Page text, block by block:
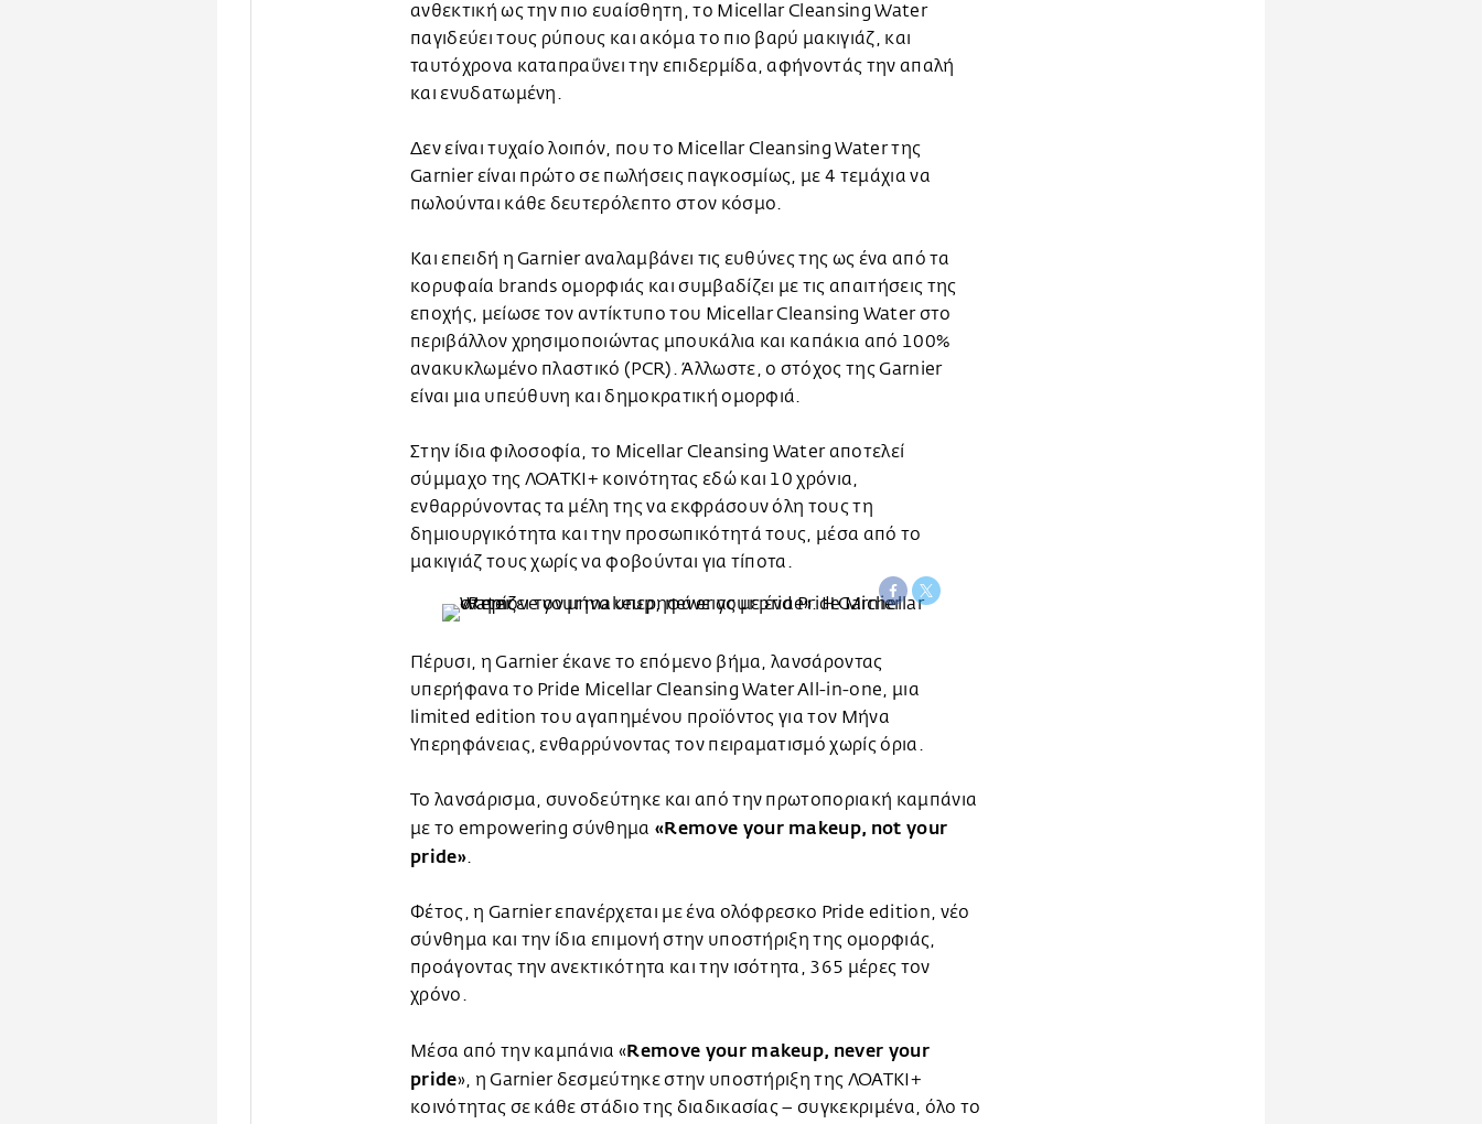
ανθεκτική ως την πιο ευαίσθητη, το Micellar Cleansing Water
παγιδεύει τους ρύπους και ακόμα το πιο βαρύ μακιγιάζ, και
ταυτόχρονα καταπραΰνει την επιδερμίδα, αφήνοντάς την απαλή
και ενυδατωμένη.
Δεν είναι τυχαίο λοιπόν, που το Micellar Cleansing Water της
Garnier είναι πρώτο σε πωλήσεις παγκοσμίως, με 4 τεμάχια να
πωλούνται κάθε δευτερόλεπτο στον κόσμο.
Και επειδή η Garnier αναλαμβάνει τις ευθύνες της ως ένα από τα
κορυφαία brands ομορφιάς και συμβαδίζει με τις απαιτήσεις της
εποχής, μείωσε τον αντίκτυπο του Micellar Cleansing Water στο
περιβάλλον χρησιμοποιώντας μπουκάλια και καπάκια από 100%
ανακυκλωμένο πλαστικό (PCR). Άλλωστε, ο στόχος της Garnier
είναι μια υπεύθυνη και δημοκρατική ομορφιά.
Στην ίδια φιλοσοφία, το Micellar Cleansing Water αποτελεί
σύμμαχο της ΛΟΑΤΚΙ+ κοινότητας εδώ και 10 χρόνια,
ενθαρρύνοντας τα μέλη της να εκφράσουν όλη τους τη
δημιουργικότητα και την προσωπικότητά τους, μέσα από το
μακιγιάζ τους χωρίς να φοβούνται για τίποτα.
Πέρυσι, η Garnier έκανε το επόμενο βήμα, λανσάροντας
υπερήφανα το Pride Micellar Cleansing Water All-in-one, μια
limited edition του αγαπημένου προϊόντος για τον Μήνα
Υπερηφάνειας, ενθαρρύνοντας τον πειραματισμό χωρίς όρια.
Το λανσάρισμα, συνοδεύτηκε και από την πρωτοποριακή καμπάνια
με το empowering σύνθημα «Remove your makeup, not your
pride».
Φέτος, η Garnier επανέρχεται με ένα ολόφρεσκο Pride edition, νέο
σύνθημα και την ίδια επιμονή στην υποστήριξη της ομορφιάς,
προάγοντας την ανεκτικότητα και την ισότητα, 365 μέρες τον
χρόνο.
Μέσα από την καμπάνια «Remove your makeup, never your
pride», η Garnier δεσμεύτηκε στην υποστήριξη της ΛΟΑΤΚΙ+
κοινότητας σε κάθε στάδιο της διαδικασίας – συγκεκριμένα, όλο το